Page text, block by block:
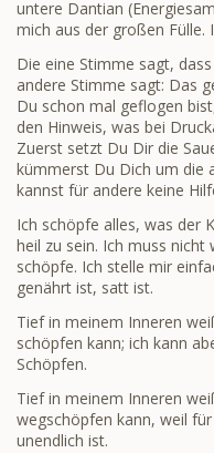
untere Dantian
mich aus der großen Fülle.
Die eine Stimme sagt,
andere Stimme sagt: Das
Du schon mal geflogen
den Hinweis, was bei
Zuerst setzt Du Dir die
kümmerst Du Dich um die
kannst für andere keine
Ich schöpfe alles, was der
heil zu sein. Ich muss
schöpfe. Ich stelle mir
genährt ist, satt ist.
Tief in meinem Inneren
schöpfen kann; ich kann
Schöpfen.
Tief in meinem Inneren
wegschöpfen kann, weil
unendlich ist.